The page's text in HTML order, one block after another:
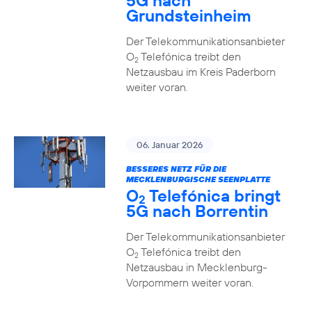
Grundsteinheim
Der Telekommunikationsanbieter
O2Telefónica treibt den
Netzausbau im Kreis Paderborn
weiter voran.
06. Januar 2026
BESSERES NETZ FÜR DIE
MECKLENBURGISCHE SEENPLATTE
O2 Telefónica bringt
5G nach Borrentin
Der Telekommunikationsanbieter
O2Telefónica treibt den
Netzausbau in Mecklenburg-
Vorpommern weiter voran.